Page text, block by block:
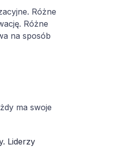
Różne
Różne
na sposób
ma swoje
Liderzy